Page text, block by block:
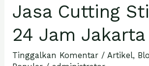
Jasa Cutting
24 Jam
Tinggalkan Komentar /Artikel,